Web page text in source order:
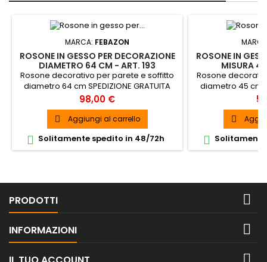
MARCA: FEBAZON
ROSONE IN GESSO PER DECORAZIONE
DIAMETRO 64 CM - ART. 193
Rosone decorativo per parete e soffitto
diametro 64 cm SPEDIZIONE GRATUITA
Prezzo
98,00 €
 Aggiungi al carrello
 Solitamente spedito in 48/72h
ROSONE IN
MISURA
Rosone
diametro 45 cm


PRODOTTI 
INFORMAZIONI 